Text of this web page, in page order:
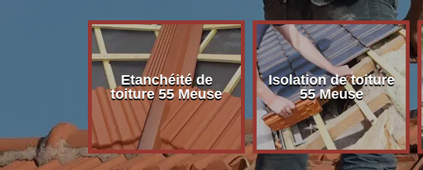
Etanchéité de
toiture 55 Meuse
Isolation de toiture
55 Meuse